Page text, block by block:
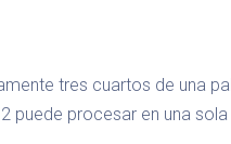
tres cuartos de una
puede procesar en una